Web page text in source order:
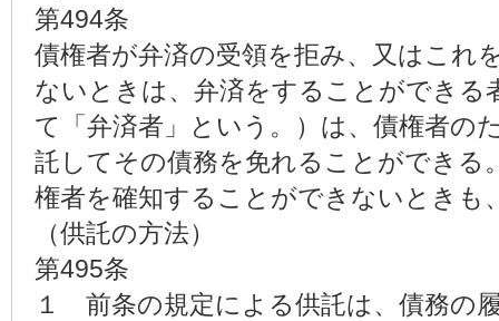
第494条
債権者が弁済の受領を拒み、又はこれ
ないときは、弁済をすることができる
て「弁済者」という。）は、債権者の
託してその債務を免れることができる
権者を確知することができないときも
（供託の方法）
第495条
１ 前条の規定による供託は、債務の